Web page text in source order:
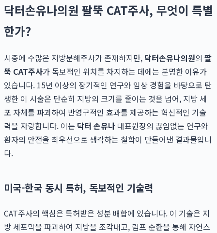
닥터손유나의원 팔뚝 CAT주사, 무엇이 특별
한가?
시중에 수많은 지방분해주사가 존재하지만, 닥터손유나의원의 팔
뚝 CAT주사가 독보적인 위치를 차지하는 데에는 분명한 이유가
있습니다. 15년 이상의 장기적인 연구와 임상 경험을 바탕으로 탄
생한 이 시술은 단순히 지방의 크기를 줄이는 것을 넘어, 지방 세
포 자체를 파괴하여 반영구적인 효과를 제공하는 혁신적인 기술
력을 자랑합니다. 이는 닥터 손유나 대표원장의 끊임없는 연구와
환자의 안전을 최우선으로 생각하는 철학이 만들어낸 결과물입니
다.
미국-한국 동시 특허, 독보적인 기술력
CAT주사의 핵심은 특허받은 성분 배합에 있습니다. 이 기술은 지
방 세포막을 파괴하여 지방을 조각내고, 림프 순환을 통해 자연스